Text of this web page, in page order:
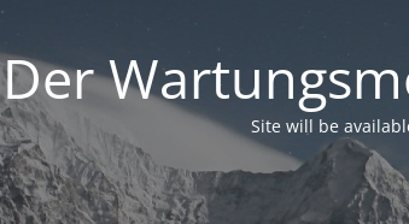
Der
Site will be